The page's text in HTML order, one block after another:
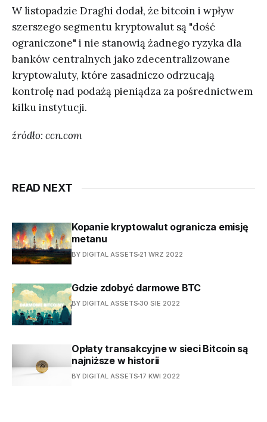
W listopadzie Draghi dodał, że bitcoin i wpływ
szerszego segmentu kryptowalut są "dość
ograniczone" i nie stanowią żadnego ryzyka dla
banków centralnych jako zdecentralizowane
kryptowaluty, które zasadniczo odrzucają
kontrolę nad podażą pieniądza za pośrednictwem
kilku instytucji.
źródło: ccn.com
READ NEXT
Kopanie kryptowalut ogranicza emisję
metanu
BY DIGITAL ASSETS 21 WRZ 2022
Gdzie zdobyć darmowe BTC
BY DIGITAL ASSETS 30 SIE 2022
Opłaty transakcyjne w sieci Bitcoin są
najniższe w historii
BY DIGITAL ASSETS 17 KWI 2022